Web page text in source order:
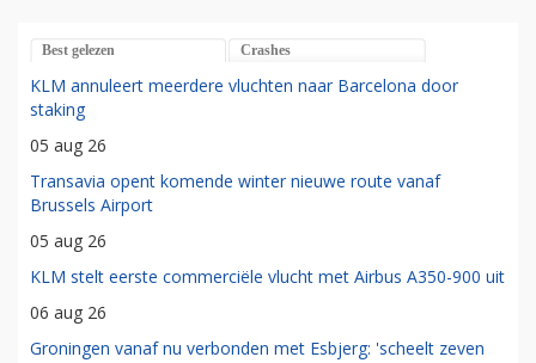
Best gelezen Crashes
KLM annuleert meerdere vluchten naar Barcelona door
staking
05 aug 26
Transavia opent komende winter nieuwe route vanaf
Brussels Airport
05 aug 26
KLM stelt eerste commerciële vlucht met Airbus A350-900 uit
06 aug 26
Groningen vanaf nu verbonden met Esbjerg: 'scheelt zeven